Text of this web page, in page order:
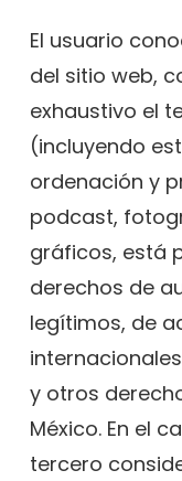
El usuario
del sitio web,
exhaustivo el
(incluyendo
ordenación y
podcast,
gráficos, está
derechos de
legítimos, de
y otros
México. En el
tercero